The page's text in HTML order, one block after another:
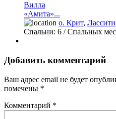
Вилла
«Амита»...
о. Крит, Лассити
Спальни: 6 / Спальных
Добавить комментарий
Ваш адрес email не будет
помечены *
Комментарий *